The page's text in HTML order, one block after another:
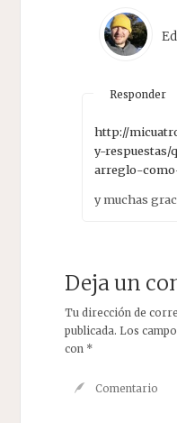
Responder
http://
y-
arreglo-
y muchas
Deja un
Tu dirección de
publicada. Los
con *